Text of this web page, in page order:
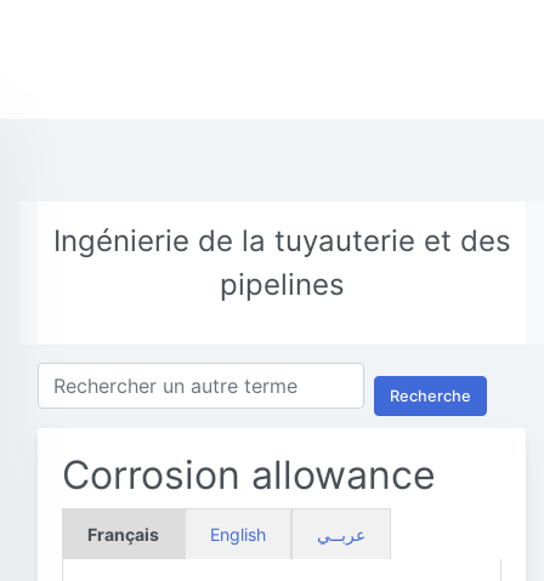
Ingénierie de la tuyauterie et des
pipelines
Recherche
Corrosion allowance
Français English عربــي